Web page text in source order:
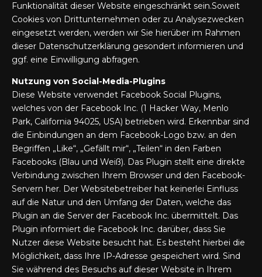
Funktionalität dieser Website eingeschränkt sein.Soweit
Cookies von Drittunternehmen oder zu Analysezwecken
eingesetzt werden, werden wir Sie hierüber im Rahmen
dieser Datenschutzerklärung gesondert informieren und
ggf. eine Einwilligung abfragen.
Nutzung von Social-Media-Plugins
Diese Website verwendet Facebook Social Plugins,
welches von der Facebook Inc. (1 Hacker Way, Menlo
Park, California 94025, USA) betrieben wird. Erkennbar sind
die Einbindungen an dem Facebook-Logo bzw. an den
Begriffen „Like“, „Gefällt mir“, „Teilen“ in den Farben
Facebooks (Blau und Weiß). Das Plugin stellt eine direkte
Verbindung zwischen Ihrem Browser und den Facebook-
Servern her. Der Websitebetreiber hat keinerlei Einfluss
auf die Natur und den Umfang der Daten, welche das
Plugin an die Server der Facebook Inc. übermittelt. Das
Plugin informiert die Facebook Inc. darüber, dass Sie
Nutzer diese Website besucht hat. Es besteht hierbei die
Möglichkeit, dass Ihre IP-Adresse gespeichert wird. Sind
Sie während des Besuchs auf dieser Website in Ihrem